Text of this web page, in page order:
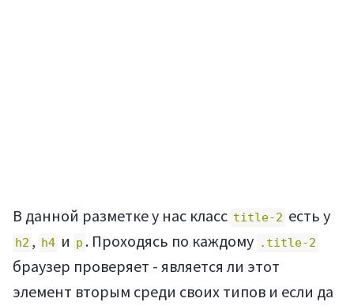
В данной разметке у нас класс title-2 есть у
h2 , h4 и p . Проходясь по каждому .title-2
браузер проверяет - является ли этот
элемент вторым среди своих типов и если да